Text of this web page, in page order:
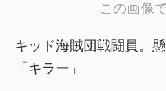
この画像
キッド海賊団戦闘員。
「キラー」